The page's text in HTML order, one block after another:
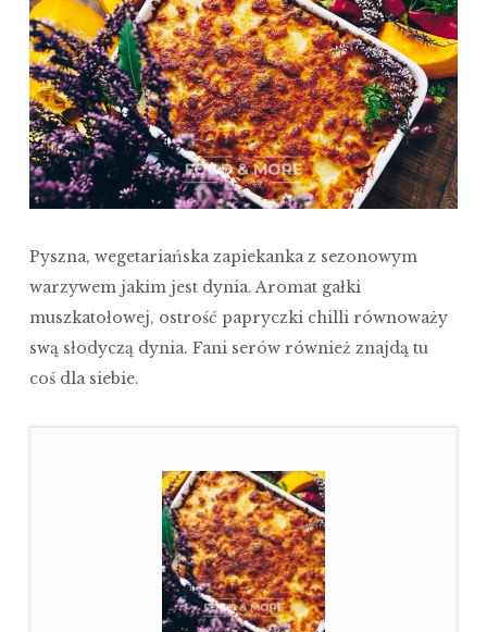
Pyszna, wegetariańska zapiekanka z sezonowym
warzywem jakim jest dynia. Aromat gałki
muszkatołowej, ostrość papryczki chilli równoważy
swą słodyczą dynia. Fani serów również znajdą tu
coś dla siebie.